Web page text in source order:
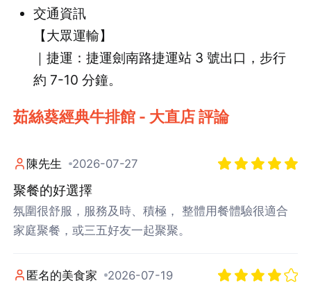
交通資訊
【大眾運輸】
｜捷運：捷運劍南路捷運站 3 號出口，步行
約 7-10 分鐘。
茹絲葵經典牛排館 - 大直店 評論
陳先生 2026-07-27
聚餐的好選擇
氛圍很舒服，服務及時、積極， 整體用餐體驗很適合
家庭聚餐，或三五好友一起聚聚。
匿名的美食家 2026-07-19